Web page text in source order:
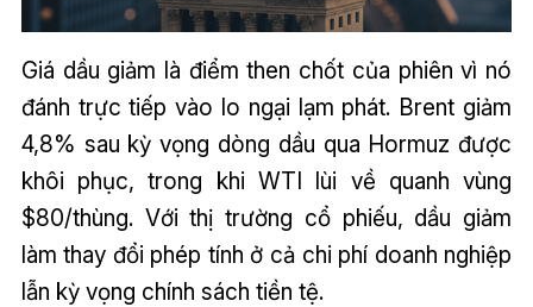
Giá dầu giảm là điểm then chốt của phiên vì nó
đánh trực tiếp vào lo ngại lạm phát. Brent giảm
4,8% sau kỳ vọng dòng dầu qua Hormuz được
khôi phục, trong khi WTI lùi về quanh vùng
$80/thùng. Với thị trường cổ phiếu, dầu giảm
làm thay đổi phép tính ở cả chi phí doanh nghiệp
lẫn kỳ vọng chính sách tiền tệ.